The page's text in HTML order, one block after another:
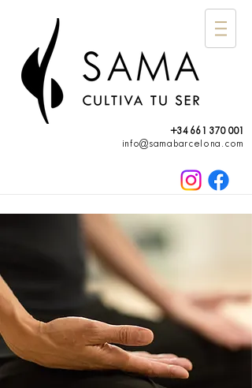
+34 661 370 001
info@samabarcelona.com